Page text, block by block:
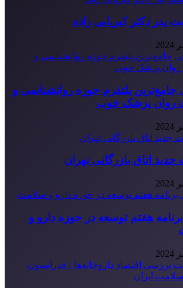
پدر دکتر کبریایی زاده
پلتفرم حوزه روانشناسی و
روان پزشک خوب
اتاق بازرگانی تهران
هفتم توسعه در حوزه دارو و